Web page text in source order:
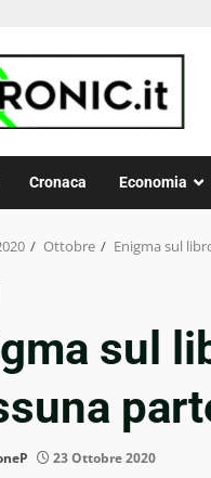
Cronaca Economia
Ottobre Enigma sul
sul
23 Ottobre 2020